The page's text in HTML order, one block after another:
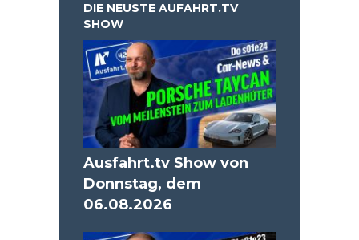
DIE NEUSTE AUFAHRT.TV
SHOW
Ausfahrt.tv Show von
Donnstag, dem
06.08.2026